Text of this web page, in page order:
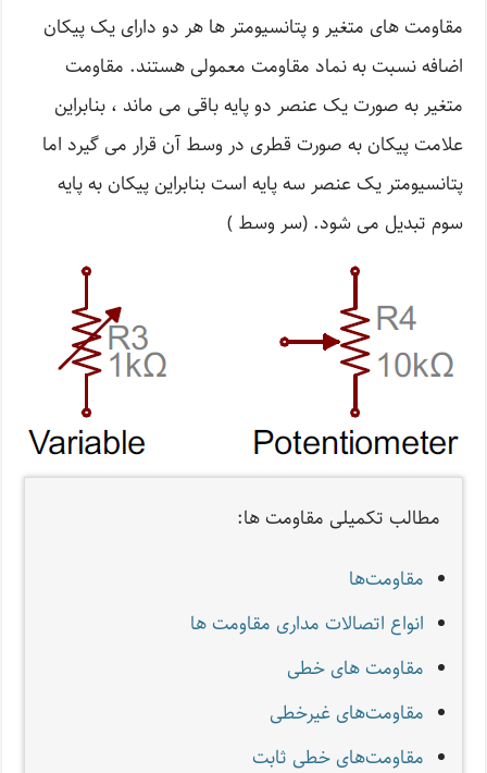
مقاومت های متغیر و پتانسیومتر ها هر دو دارای یک پیکان
اضافه نسبت به نماد مقاومت معمولی هستند. مقاومت
متغیر به صورت یک عنصر دو پایه باقی می ماند ، بنابراین
علامت پیکان به صورت قطری در وسط آن قرار می گیرد اما
پتانسیومتر یک عنصر سه پایه است بنابراین پیکان به پایه
سوم تبدیل می شود. (سر وسط )
مطالب تکمیلی مقاومت ها:
مقاومت‌ها
انواع اتصالات مداری مقاومت‌ ها
مقاومت های خطی
مقاومت‌های غیرخطی
مقاومت‌های خطی ثابت